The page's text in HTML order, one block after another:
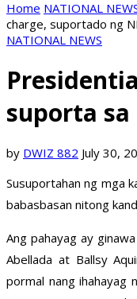
Home NATIONAL
charge, suportado ng
NATIONAL NEWS
suporta
by DWIZ 882 July 30,
Susuportahan ng mga
babasbasan nitong
Ang pahayag ay
Abellada at Ballsy
pormal nang ihahayag